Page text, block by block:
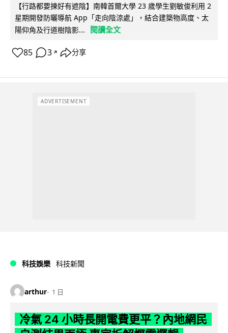
【行路都要揀好有遮陰】南韓首爾大學 23 歲學生劉敏俊利用 2
星期開發防曬導航 App「走向陰涼處」，結合建築物高度、太
陽仰角及行道樹陰影...
閱讀全文
85 3 ↗ 分享
ADVERTISEMENT
科技娛樂 科技新聞
arthur 1 日
冷氣 24 小時長開電費更平？內地網民